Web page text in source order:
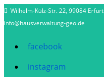
Wilhelm-Külz-Str. 22, 99084 Erfurt
info@hausverwaltung-geo.de
facebook
instagram